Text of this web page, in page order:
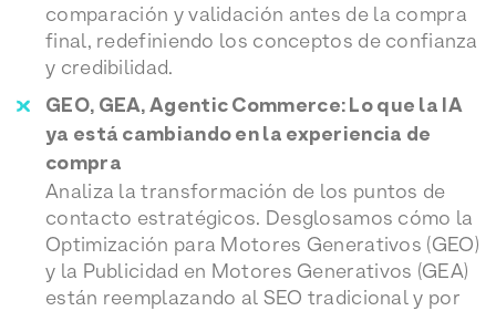
comparación y validación antes de la compra
final, redefiniendo los conceptos de confianza
y credibilidad.
GEO, GEA, Agentic Commerce: Lo que la IA
ya está cambiando en la experiencia de
compra
Analiza la transformación de los puntos de
contacto estratégicos. Desglosamos cómo la
Optimización para Motores Generativos (GEO)
y la Publicidad en Motores Generativos (GEA)
están reemplazando al SEO tradicional y por